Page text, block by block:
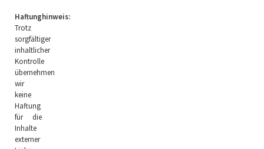
Haftunghinweis:
Trotz
sorgfältiger
inhaltlicher
Kontrolle
übernehmen
wir
keine
Haftung
für die
Inhalte
externer